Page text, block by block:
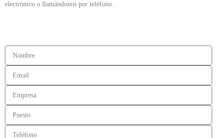
electrónico o llamándonos por teléfono.